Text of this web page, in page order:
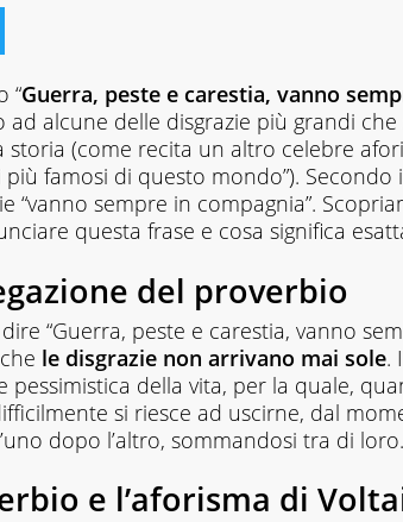
“Guerra, peste e carestia, vanno
ad alcune delle disgrazie più grandi
storia (come recita un altro celebre
famosi di questo mondo”). Secondo
“vanno sempre in compagnia”.
questa frase e cosa significa
del proverbio
“Guerra, peste e carestia, vanno
le disgrazie non arrivano mai sole.
pessimistica della vita, per la quale,
si riesce ad uscirne, dal
dopo l’altro, sommandosi tra di loro.
e l’aforisma di